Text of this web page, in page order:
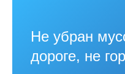
Не убран
дороге, не